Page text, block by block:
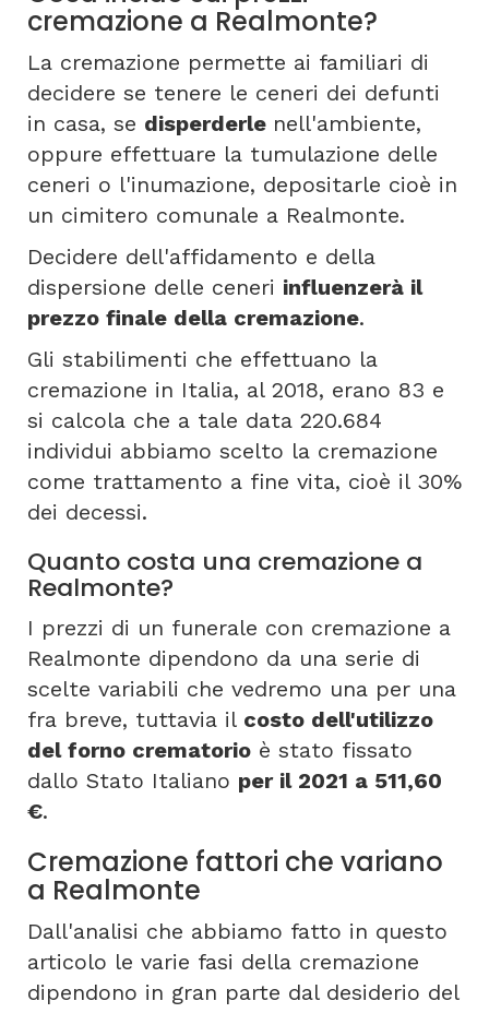
cremazione a Realmonte?
La cremazione permette ai familiari di
decidere se tenere le ceneri dei defunti
in casa, se disperderle nell'ambiente,
oppure effettuare la tumulazione delle
ceneri o l'inumazione, depositarle cioè in
un cimitero comunale a Realmonte.
Decidere dell'affidamento e della
dispersione delle ceneri influenzerà il
prezzo finale della cremazione.
Gli stabilimenti che effettuano la
cremazione in Italia, al 2018, erano 83 e
si calcola che a tale data 220.684
individui abbiamo scelto la cremazione
come trattamento a fine vita, cioè il 30%
dei decessi.
Quanto costa una cremazione a
Realmonte?
I prezzi di un funerale con cremazione a
Realmonte dipendono da una serie di
scelte variabili che vedremo una per una
fra breve, tuttavia il costo dell'utilizzo
del forno crematorio è stato fissato
dallo Stato Italiano per il 2021 a 511,60
€.
Cremazione fattori che variano
a Realmonte
Dall'analisi che abbiamo fatto in questo
articolo le varie fasi della cremazione
dipendono in gran parte dal desiderio del